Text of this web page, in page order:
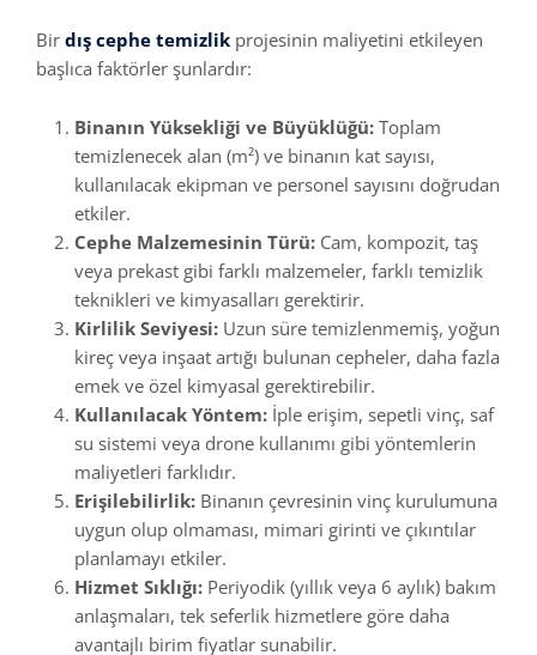
Bir dış cephe temizlik projesinin maliyetini etkileyen
başlıca faktörler şunlardır:
Binanın Yüksekliği ve Büyüklüğü: Toplam
temizlenecek alan (m²) ve binanın kat sayısı,
kullanılacak ekipman ve personel sayısını doğrudan
etkiler.
Cephe Malzemesinin Türü: Cam, kompozit, taş
veya prekast gibi farklı malzemeler, farklı temizlik
teknikleri ve kimyasalları gerektirir.
Kirlilik Seviyesi: Uzun süre temizlenmemiş, yoğun
kireç veya inşaat artığı bulunan cepheler, daha fazla
emek ve özel kimyasal gerektirebilir.
Kullanılacak Yöntem: İple erişim, sepetli vinç, saf
su sistemi veya drone kullanımı gibi yöntemlerin
maliyetleri farklıdır.
Erişilebilirlik: Binanın çevresinin vinç kurulumuna
uygun olup olmaması, mimari girinti ve çıkıntılar
planlamayı etkiler.
Hizmet Sıklığı: Periyodik (yıllık veya 6 aylık) bakım
anlaşmaları, tek seferlik hizmetlere göre daha
avantajlı birim fiyatlar sunabilir.